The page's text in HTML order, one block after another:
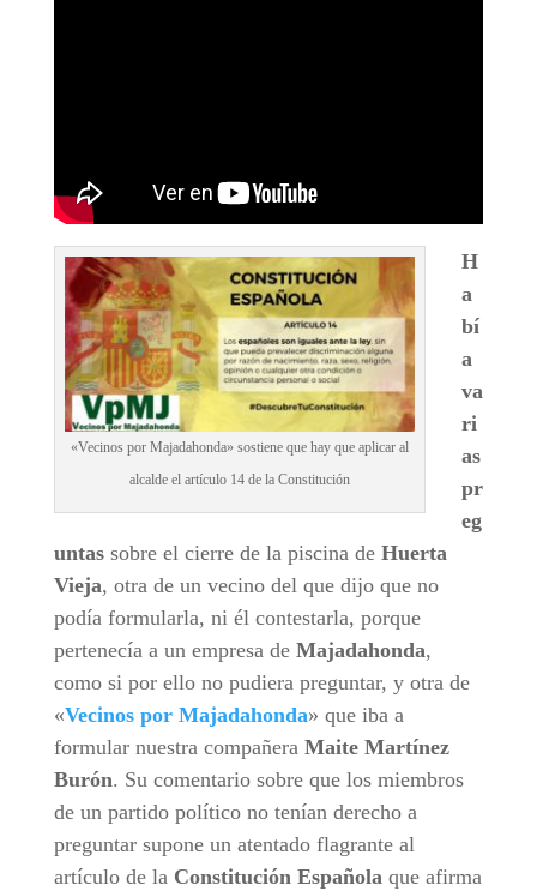
«Vecinos por Majadahonda» sostiene que hay que aplicar al
alcalde el artículo 14 de la Constitución
H
a
bí
a
va
ri
as
pr
eg
untassobre el cierre de la piscina de Huerta
Vieja, otra de un vecino del que dijo que no
podía formularla, ni él contestarla, porque
pertenecía a un empresa de Majadahonda,
como si por ello no pudiera preguntar, y otra de
«Vecinos por Majadahonda» que iba a
formular nuestra compañera Maite Martínez
Burón. Su comentario sobre que los miembros
de un partido político no tenían derecho a
preguntar supone un atentado flagrante al
artículo de la Constitución Española que afirma